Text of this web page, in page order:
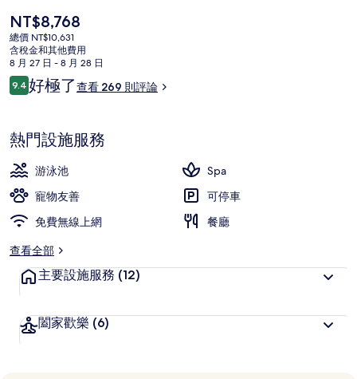
相
片
集
Universitària 電車站也只要 8 分鐘。
目
前
的
價
格
是
NT$8,768
總價 NT$10,631
含稅金和其他費用
8 月 27 日 - 8 月 28 日
評
論
9.49.4 分，滿分 10 分，
好極了查看 269 則評論
熱門設施服務
游泳池
Spa
寵物友善
可停車
免費無線上網
餐廳
查看全部
主要設施服務 (12)
闔家歡樂 (6)